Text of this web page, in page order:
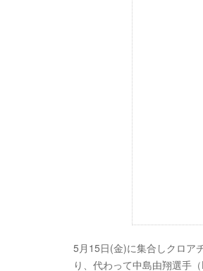
5月15日(金)に集合しクロア
り、代わって中島由翔選手